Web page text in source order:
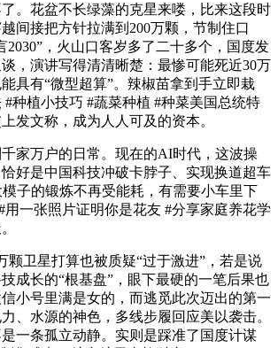
花盆不长绿藻的克星来喽，比来这段时
间接把方针拉满到200万颗，节制住口
2030”，火山口客岁多了二十多个，国度发
，演讲写得清清晰楚：最惨可能死近30万
具有“微型超算”。辣椒苗拿到手立即栽
种植小技巧 #蔬菜种植 #种菜美国总统特
发文称，成为人人可及的资本。
万户的日常。现在的AI时代，这波操
好是中国科技冲破卡脖子、实现换道超车
子的锻炼不再受能耗，有需要小车里下
用一张照片证明你是花友 #分享家庭养花学
卫星打算也被质疑“过于激进”，若是说
成长的“根基盘”，眼下最硬的一笔后果也
小号里满是女的，而逃觅此次迈出的第一
、水源的神色，多线步履回应美以袭击。
一条孤立动静。实则是踩准了国度计谋